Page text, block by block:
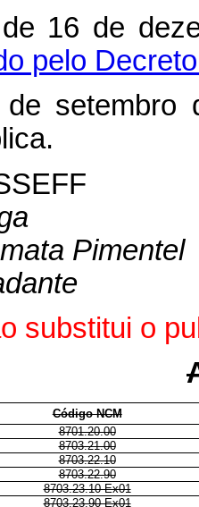
16 de
pelo
setembro
Pimentel
substitui o
Código NCM
8701.20.00
8703.21.00
8703.22.10
8703.22.90
8703.23.10 Ex01
8703.23.90 Ex01